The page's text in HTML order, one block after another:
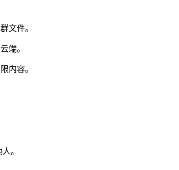
文件。
端。
内容。
。